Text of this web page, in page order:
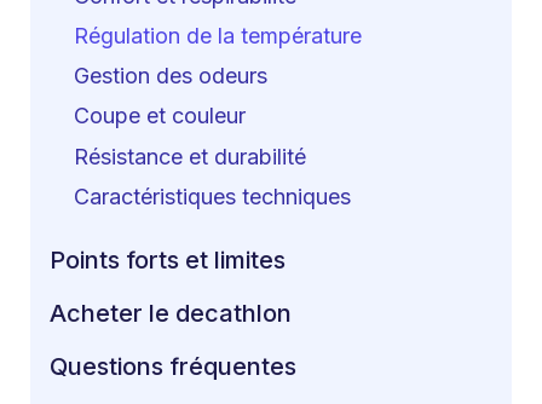
Régulation de la température
Gestion des odeurs
Coupe et couleur
Résistance et durabilité
Caractéristiques techniques
Points forts et limites
Acheter le decathlon
Questions fréquentes